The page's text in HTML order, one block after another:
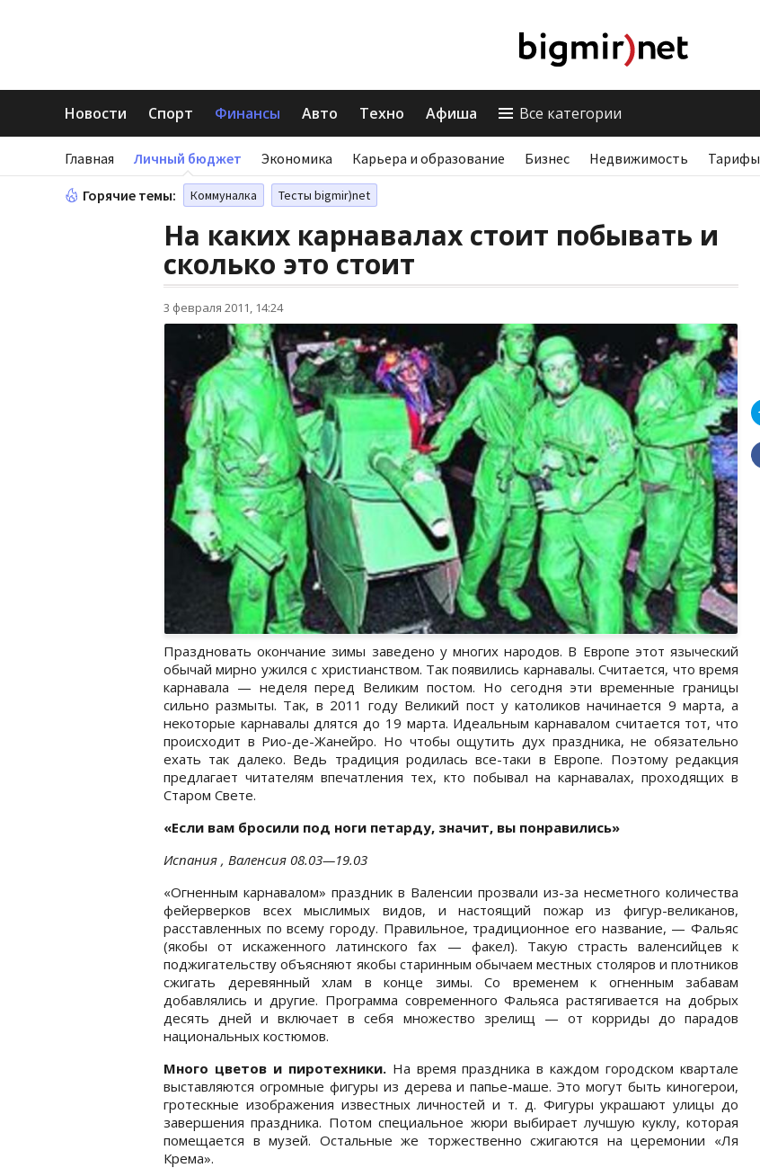
Новости Спорт Финансы Авто Техно Афиша Все категории
Главная Личный бюджет Экономика Карьера и образование Бизнес Недвижимость Тарифы
Горячие темы: Коммуналка Тесты bigmir)net
На каких карнавалах стоит побывать и
сколько это стоит
3 февраля 2011, 14:24
Праздновать окончание зимы заведено у многих народов. В Европе этот языческий
обычай мирно ужился с христианством. Так появились карнавалы. Считается, что время
карнавала — неделя перед Великим постом. Но сегодня эти временные границы
сильно размыты. Так, в 2011 году Великий пост у католиков начинается 9 марта, а
некоторые карнавалы длятся до 19 марта. Идеальным карнавалом считается тот, что
происходит в Рио-де-Жанейро. Но чтобы ощутить дух праздника, не обязательно
ехать так далеко. Ведь традиция родилась все-таки в Европе. Поэтому редакция
предлагает читателям впечатления тех, кто побывал на карнавалах, проходящих в
Старом Свете.
«Если вам бросили под ноги петарду, значит, вы понравились»
Испания , Валенсия 08.03—19.03
«Огненным карнавалом» праздник в Валенсии прозвали из-за несметного количества
фейерверков всех мыслимых видов, и настоящий пожар из фигур-великанов,
расставленных по всему городу. Правильное, традиционное его название, — Фальяс
(якобы от искаженного латинского fax — факел). Такую страсть валенсийцев к
поджигательству объясняют якобы старинным обычаем местных столяров и плотников
сжигать деревянный хлам в конце зимы. Со временем к огненным забавам
добавлялись и другие. Программа современного Фальяса растягивается на добрых
десять дней и включает в себя множество зрелищ — от корриды до парадов
национальных костюмов.
Много цветов и пиротехники.На время праздника в каждом городском квартале
выставляются огромные фигуры из дерева и папье-маше. Это могут быть киногерои,
гротескные изображения известных личностей и т. д. Фигуры украшают улицы до
завершения праздника. Потом специальное жюри выбирает лучшую куклу, которая
помещается в музей. Остальные же торжественно сжигаются на церемонии «Ля
Крема».